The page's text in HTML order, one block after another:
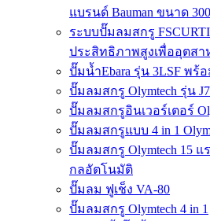
แบรนด์ Bauman ขนาด
ระบบปั๊มลมสกรู
ประสิทธิภาพสูงเพื่ออุตส
ปั๊มน้ำEbara รุ่น 3LSF พร้
ปั๊มลมสกรู Olymtech รุ่น
ปั๊มลมสกรูอินเวอร์เตอร์
ปั๊มลมสกรูแบบ 4 in 1
ปั๊มลมสกรู Olymtech 15
กลอัตโนมัติ
ปั๊มลม ฟูเช็ง VA-80
ปั๊มลมสกรู Olymtech 4 in 1